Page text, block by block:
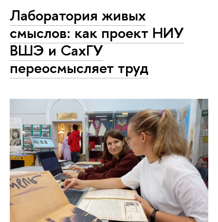
Лаборатория живых
смыслов: как проект НИУ
ВШЭ и СахГУ
переосмысляет труд